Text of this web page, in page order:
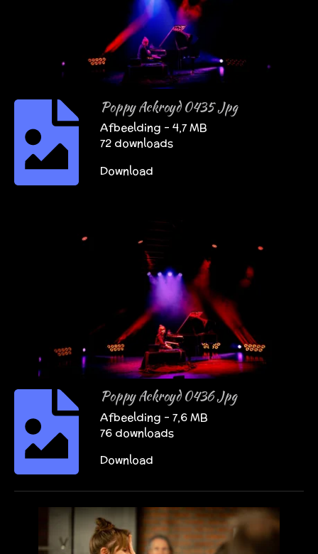
Poppy Ackroyd 0435 Jpg
Afbeelding – 4,7 MB
72 downloads
Download
Poppy Ackroyd 0436 Jpg
Afbeelding – 7,6 MB
76 downloads
Download